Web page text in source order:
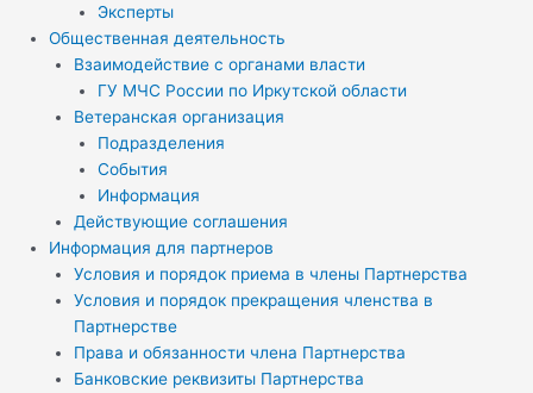
Эксперты
Общественная деятельность
Взаимодействие с органами власти
ГУ МЧС России по Иркутской области
Ветеранская организация
Подразделения
События
Информация
Действующие соглашения
Информация для партнеров
Условия и порядок приема в члены Партнерства
Условия и порядок прекращения членства в
Партнерстве
Права и обязанности члена Партнерства
Банковские реквизиты Партнерства